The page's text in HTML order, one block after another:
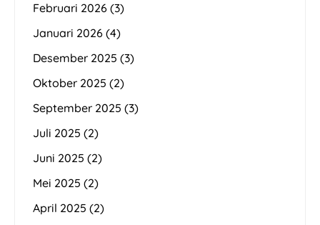
Februari 2026 (3)
Januari 2026 (4)
Desember 2025 (3)
Oktober 2025 (2)
September 2025 (3)
Juli 2025 (2)
Juni 2025 (2)
Mei 2025 (2)
April 2025 (2)